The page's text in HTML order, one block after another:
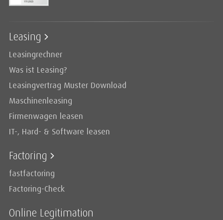
Leasing
Leasingrechner
Was ist Leasing?
Leasingvertrag Muster Download
Maschinenleasing
Firmenwagen leasen
IT-, Hard- & Software leasen
Factoring
fastfactoring
Factoring-Check
Online Legitimation